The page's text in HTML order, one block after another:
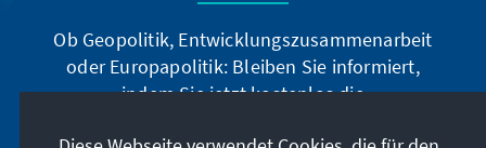
Ob Geopolitik, Entwicklungszusammenarbeit
oder Europapolitik: Bleiben Sie informiert,
indem Sie jetzt kostenlos die